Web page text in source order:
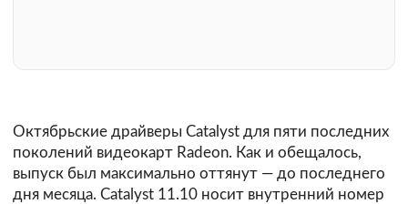
Октябрьские драйверы Catalyst для пяти последних
поколений видеокарт Radeon. Как и обещалось,
выпуск был максимально оттянут — до последнего
дня месяца. Catalyst 11.10 носит внутренний номер